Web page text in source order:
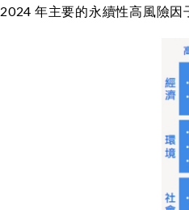
2024 年主要的永續性高風險因